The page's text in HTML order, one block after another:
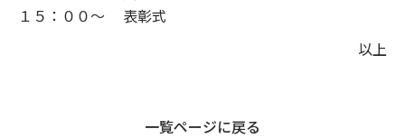
１５：００～ 表彰式
以上
一覧ページに戻る